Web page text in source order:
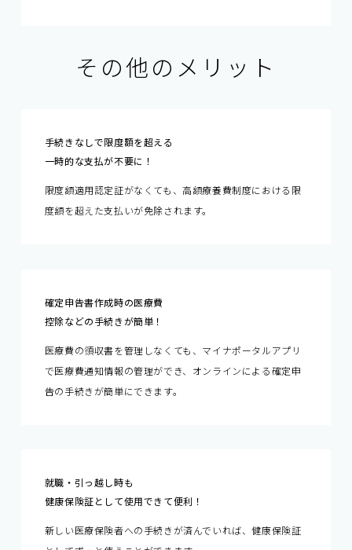
その他のメリット
手続きなしで限度額を超える
一時的な支払が不要に！
限度額適用認定証がなくても、高額療養費制度における限
度額を超えた支払いが免除されます。
確定申告書作成時の医療費
控除などの手続きが簡単！
医療費の領収書を管理しなくても、マイナポータルアプリ
で医療費通知情報の管理ができ、オンラインによる確定申
告の手続きが簡単にできます。
就職・引っ越し時も
健康保険証として使用できて便利！
新しい医療保険者への手続きが済んでいれば、健康保険証